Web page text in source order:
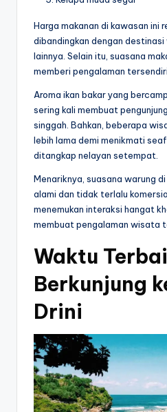
Harga makanan di kawasan ini
dibandingkan dengan
lainnya. Selain itu, suasana
memberi pengalaman tersendiri.
Aroma ikan bakar yang
sering kali membuat
singgah. Bahkan, beberapa
lebih lama demi menikmati
ditangkap nelayan setempat.
Menariknya, suasana warung
alami dan tidak terlalu
menemukan interaksi hangat
membuat pengalaman wisata
Waktu
Berkunjung
Drini